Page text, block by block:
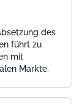
des
führt zu
mit
Märkte.